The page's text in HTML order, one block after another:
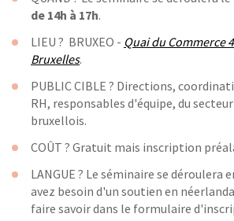
de 14h à 17h.
LIEU ? BRUXEO - Quai du Commerce
Bruxelles.
PUBLIC CIBLE ? Directions,
RH, responsables d'équipe, du
bruxellois.
COÛT ? Gratuit mais inscription
LANGUE ? Le séminaire se déroulera
avez besoin d'un soutien en
faire savoir dans le formulaire